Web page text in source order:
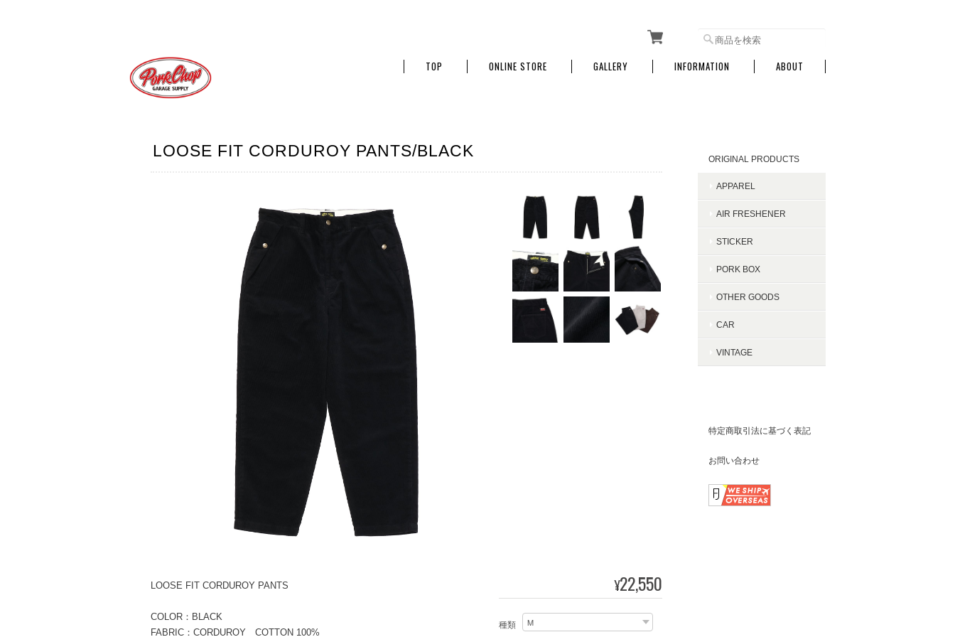
TOP ONLINE STORE GALLERY INFORMATION ABOUT
LOOSE FIT CORDUROY PANTS/BLACK
LOOSE FIT CORDUROY PANTS
COLOR：BLACK
FABRIC：CORDUROY COTTON 100%
¥22,550
種類
ORIGINAL PRODUCTS
APPAREL
AIR FRESHENER
STICKER
PORK BOX
OTHER GOODS
CAR
VINTAGE
特定商取引法に基づく表記
お問い合わせ